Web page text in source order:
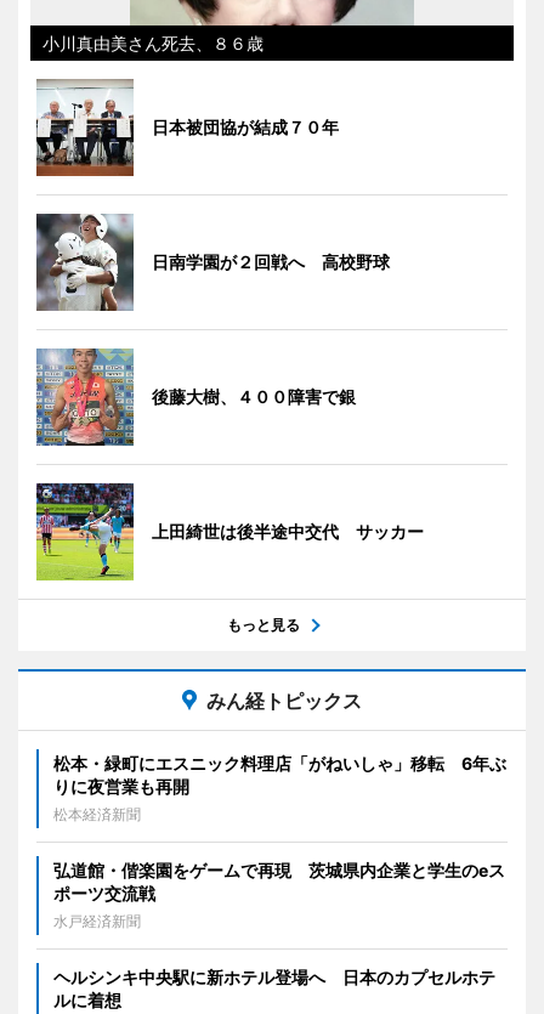
小川真由美さん死去、８６歳
日本被団協が結成７０年
日南学園が２回戦へ 高校野球
後藤大樹、４００障害で銀
上田綺世は後半途中交代 サッカー
もっと見る
みん経トピックス
松本・緑町にエスニック料理店「がねいしゃ」移転 6年ぶ
りに夜営業も再開
松本経済新聞
弘道館・偕楽園をゲームで再現 茨城県内企業と学生のeス
ポーツ交流戦
水戸経済新聞
ヘルシンキ中央駅に新ホテル登場へ 日本のカプセルホテ
ルに着想